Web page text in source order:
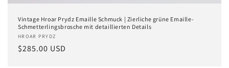
Vintage Hroar ​​Prydz Emaille Schmuck | Zierliche grüne Emaille-
Schmetterlingsbrosche mit detaillierten Details
Anbieter:
HROAR PRYDZ
Normaler
$285.00 USD